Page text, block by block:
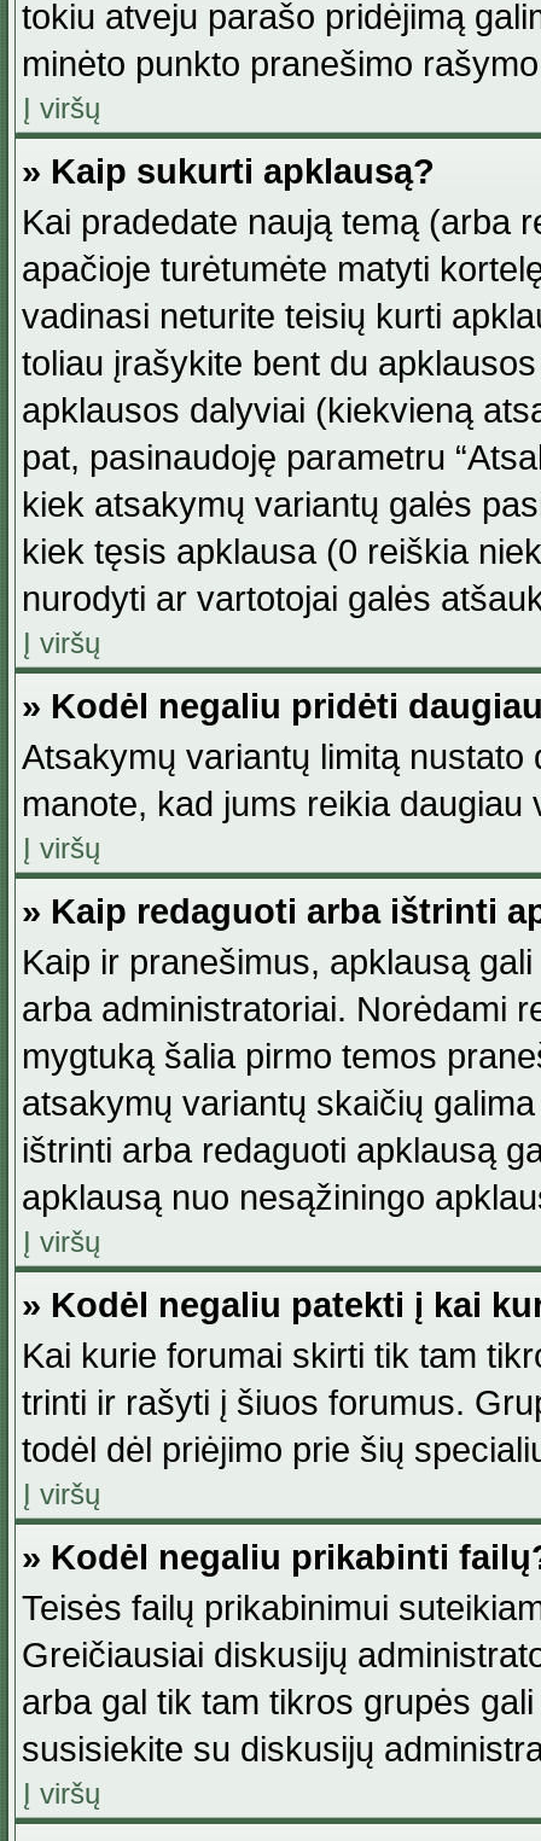
tokiu atveju parašo pridėjimą
minėto punkto pranešimo
Į viršų
» Kaip sukurti apklausą?
Kai pradedate naują temą (arba
apačioje turėtumėte matyti
vadinasi neturite teisių kurti
toliau įrašykite bent du
apklausos dalyviai (kiekvieną
pat, pasinaudoję parametru
kiek atsakymų variantų galės
kiek tęsis apklausa (0 reiškia
nurodyti ar vartotojai galės
Į viršų
» Kodėl negaliu pridėti
Atsakymų variantų limitą
manote, kad jums reikia daugiau
Į viršų
» Kaip redaguoti arba ištrinti
Kaip ir pranešimus, apklausą
arba administratoriai. Norėdami
mygtuką šalia pirmo temos
atsakymų variantų skaičių
ištrinti arba redaguoti apklausą
apklausą nuo nesąžiningo
Į viršų
» Kodėl negaliu patekti į kai
Kai kurie forumai skirti tik tam
trinti ir rašyti į šiuos forumus.
todėl dėl priėjimo prie šių
Į viršų
» Kodėl negaliu prikabinti
Teisės failų prikabinimui
Greičiausiai diskusijų
arba gal tik tam tikros grupės
susisiekite su diskusijų
Į viršų